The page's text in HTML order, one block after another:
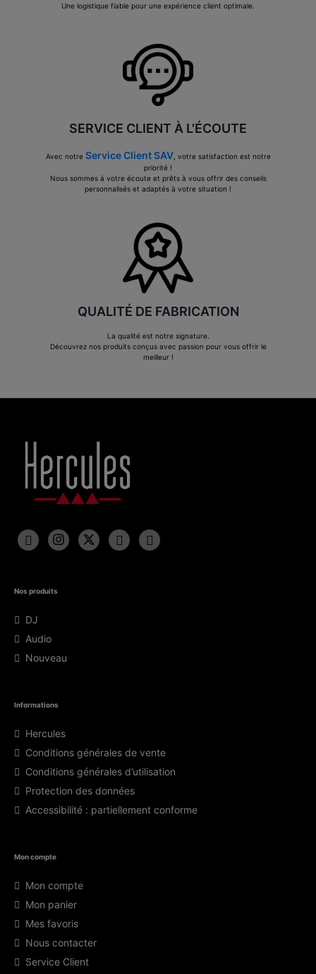
Une logistique fiable pour une expérience client optimale.
SERVICE CLIENT À L'ÉCOUTE
Avec notre Service Client SAV, votre satisfaction est notre
priorité !
Nous sommes à votre écoute et prêts à vous offrir des conseils
personnalisés et adaptés à votre situation !
QUALITÉ DE FABRICATION
La qualité est notre signature.
Découvrez nos produits conçus avec passion pour vous offrir le
meilleur !
Nos produits
DJ
Audio
Nouveau
Informations
Hercules
Conditions générales de vente
Conditions générales d’utilisation
Protection des données
Accessibilité : partiellement conforme
Mon compte
Mon compte
Mon panier
Mes favoris
Nous contacter
Service Client